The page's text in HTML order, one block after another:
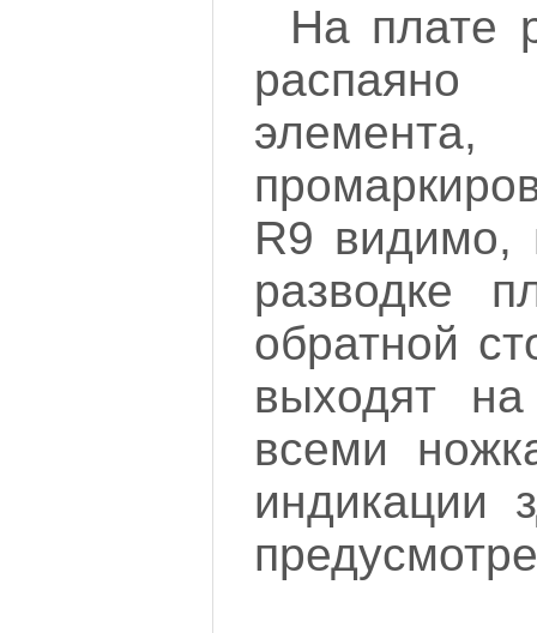
На плате
R9 видимо,
разводке
обратной
выходят
всеми
индикации